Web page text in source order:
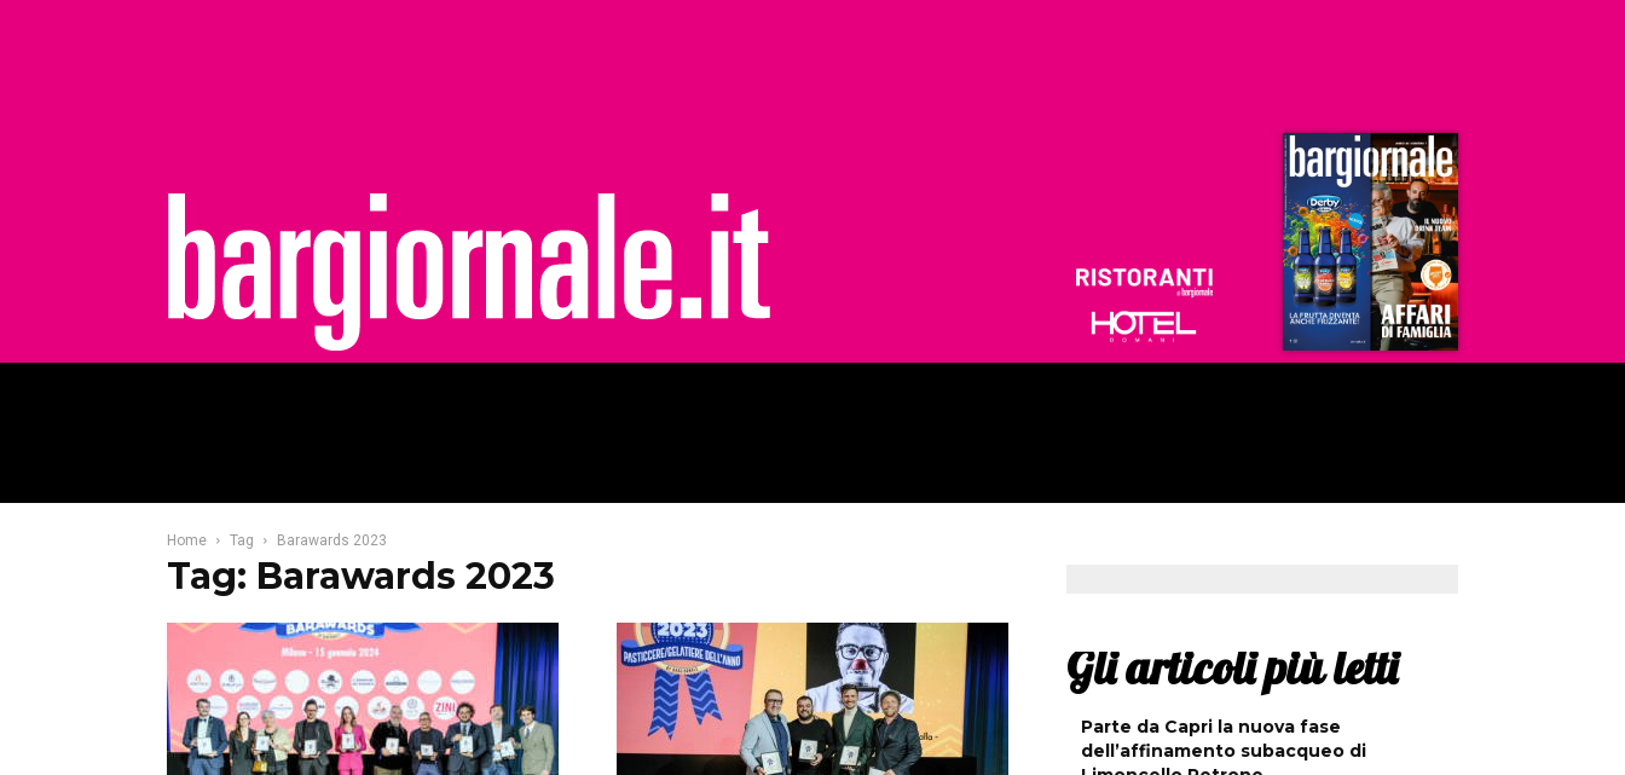
Ristoranti
Hoteldomani
Home Tag Barawards 2023
Tag: Barawards 2023
Gli articoli più letti
Parte da Capri la nuova fase
dell’affinamento subacqueo di